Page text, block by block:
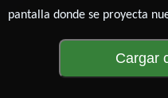
pantalla donde se proyecta
Cargar